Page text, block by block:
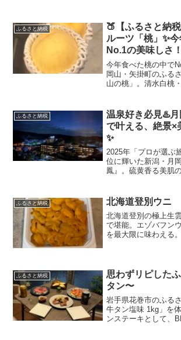
ふるさと納税
🍑【ふるさと納
ルーツ「桃」✨
No.1の美味しさ！
今年食べた桃の中で
岡山・矢掛町のふる
山の桃」。清水白桃
ふるさと納税
温泉好き必見♨️月
で叶える、絶景×
✨
2025年「プロが選ぶ
位に輝いた新潟・月
鳳』。硫黄香る美肌
ふるさと納税 北海道登別ウニ
北海道登別の極上生
で堪能。エゾバフン
を最大限に味わえる
ふるさと納税
思わずリピした
タン〜
岩手県花巻市のふる
牛タン塩味 1kg」を
ンステーキとして、